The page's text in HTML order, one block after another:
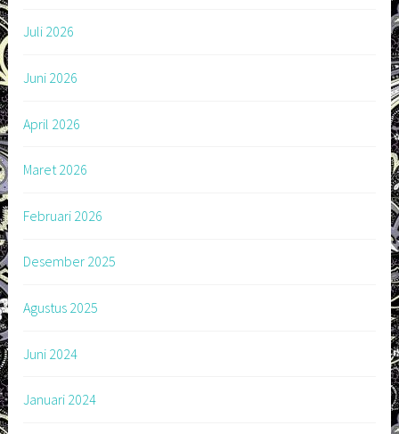
Juli 2026
Juni 2026
April 2026
Maret 2026
Februari 2026
Desember 2025
Agustus 2025
Juni 2024
Januari 2024